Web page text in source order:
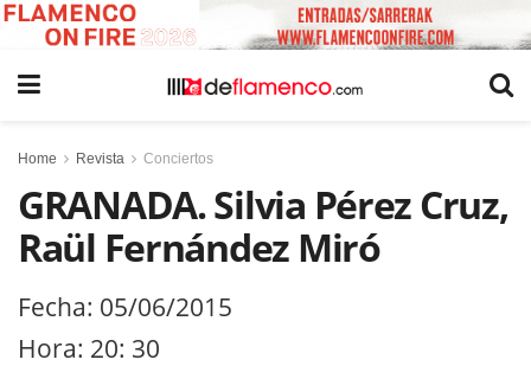
Home Revista Conciertos
GRANADA. Silvia Pérez Cruz,
Raül Fernández Miró
Fecha: 05/06/2015
Hora: 20: 30